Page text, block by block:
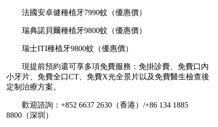
法國安卓健種植牙7990蚊（優惠價）
瑞典諾貝爾種植牙9800蚊（優惠價）
瑞士ITI種植牙9800蚊（優惠價）
現提前預約還可享多項免費服務：免掛診費、免費口內
小牙片、免費全口CT、免費X光全景片以及免費醫生檢查後
定制治療方案。
歡迎諮詢：+852 6637 2630（香港）/+86 134 1885
8800（深圳）